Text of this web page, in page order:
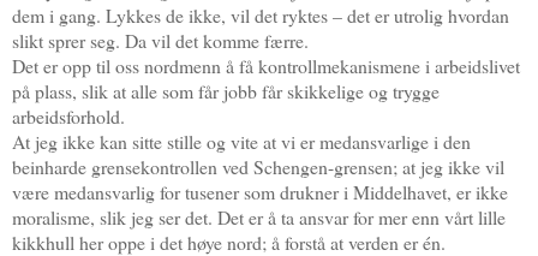
dem i gang. Lykkes de ikke, vil det ryktes – det er utrolig hvordan
slikt sprer seg. Da vil det komme færre.
Det er opp til oss nordmenn å få kontrollmekanismene i arbeidslivet
på plass, slik at alle som får jobb får skikkelige og trygge
arbeidsforhold.
At jeg ikke kan sitte stille og vite at vi er medansvarlige i den
beinharde grensekontrollen ved Schengen-grensen; at jeg ikke vil
være medansvarlig for tusener som drukner i Middelhavet, er ikke
moralisme, slik jeg ser det. Det er å ta ansvar for mer enn vårt lille
kikkhull her oppe i det høye nord; å forstå at verden er én.